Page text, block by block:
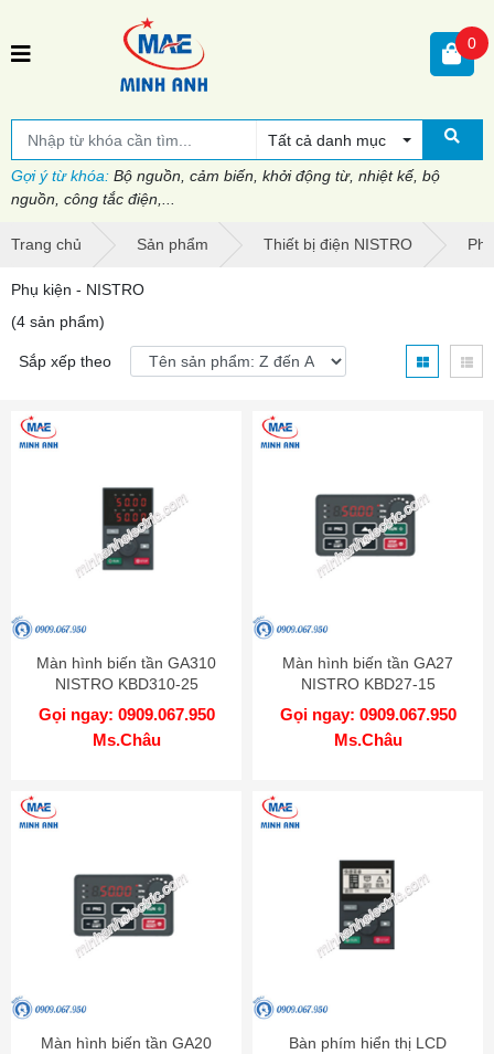
Tất cả danh mục
Gợi ý từ khóa: Bộ nguồn, cảm biến, khởi động từ, nhiệt kế, bộ
nguồn, công tắc điện,...
0
Trang chủ Sản phẩm Thiết bị điện NISTRO
Phụ kiện - NISTRO
(4 sản phẩm)
Sắp xếp theo
Màn hình biến tần GA310
NISTRO KBD310-25
Gọi ngay: 0909.067.950
Ms.Châu
Màn hình biến tần GA27
NISTRO KBD27-15
Gọi ngay: 0909.067.950
Ms.Châu
Màn hình biến tần GA20
Bàn phím hiển thị LCD